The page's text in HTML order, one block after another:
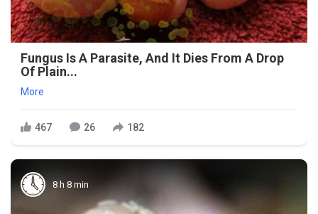
Fungus Is A Parasite, And It Dies From A Drop
Of Plain...
More
467 26 182
8 h 8 min